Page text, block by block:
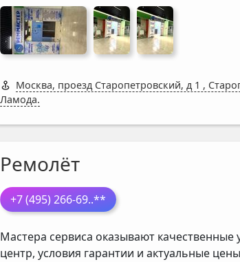
Москва, проезд Старопетровский, д 1 ,
Ламода.
Ремолёт
+7 (495) 266-69..**
Мастера сервиса оказывают качественные
центр, условия гарантии и актуальные